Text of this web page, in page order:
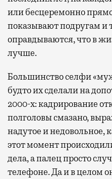
или бесцеремонно
показывают подругам
оправдываются, что в
лучше.
Большинство селфи
будто их сделали на
2000-х: кадрирование
полголовы смазано,
надутое и недовольное,
этот момент
дела, а палец просто
телефоне. Да и в целом